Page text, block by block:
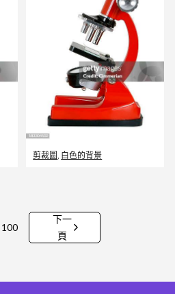
剪裁圖, 白色的背景
100
下一
頁